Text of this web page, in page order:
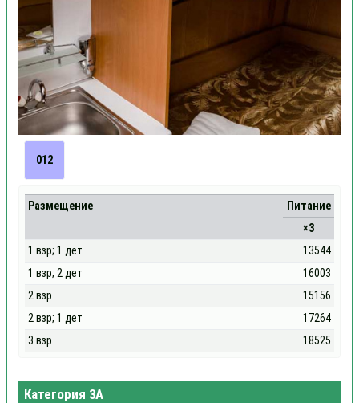
012
Размещение
Питание
×3
1 взр; 1 дет
13544
1 взр; 2 дет
16003
2 взр
15156
2 взр; 1 дет
17264
3 взр
18525
Категория 3А